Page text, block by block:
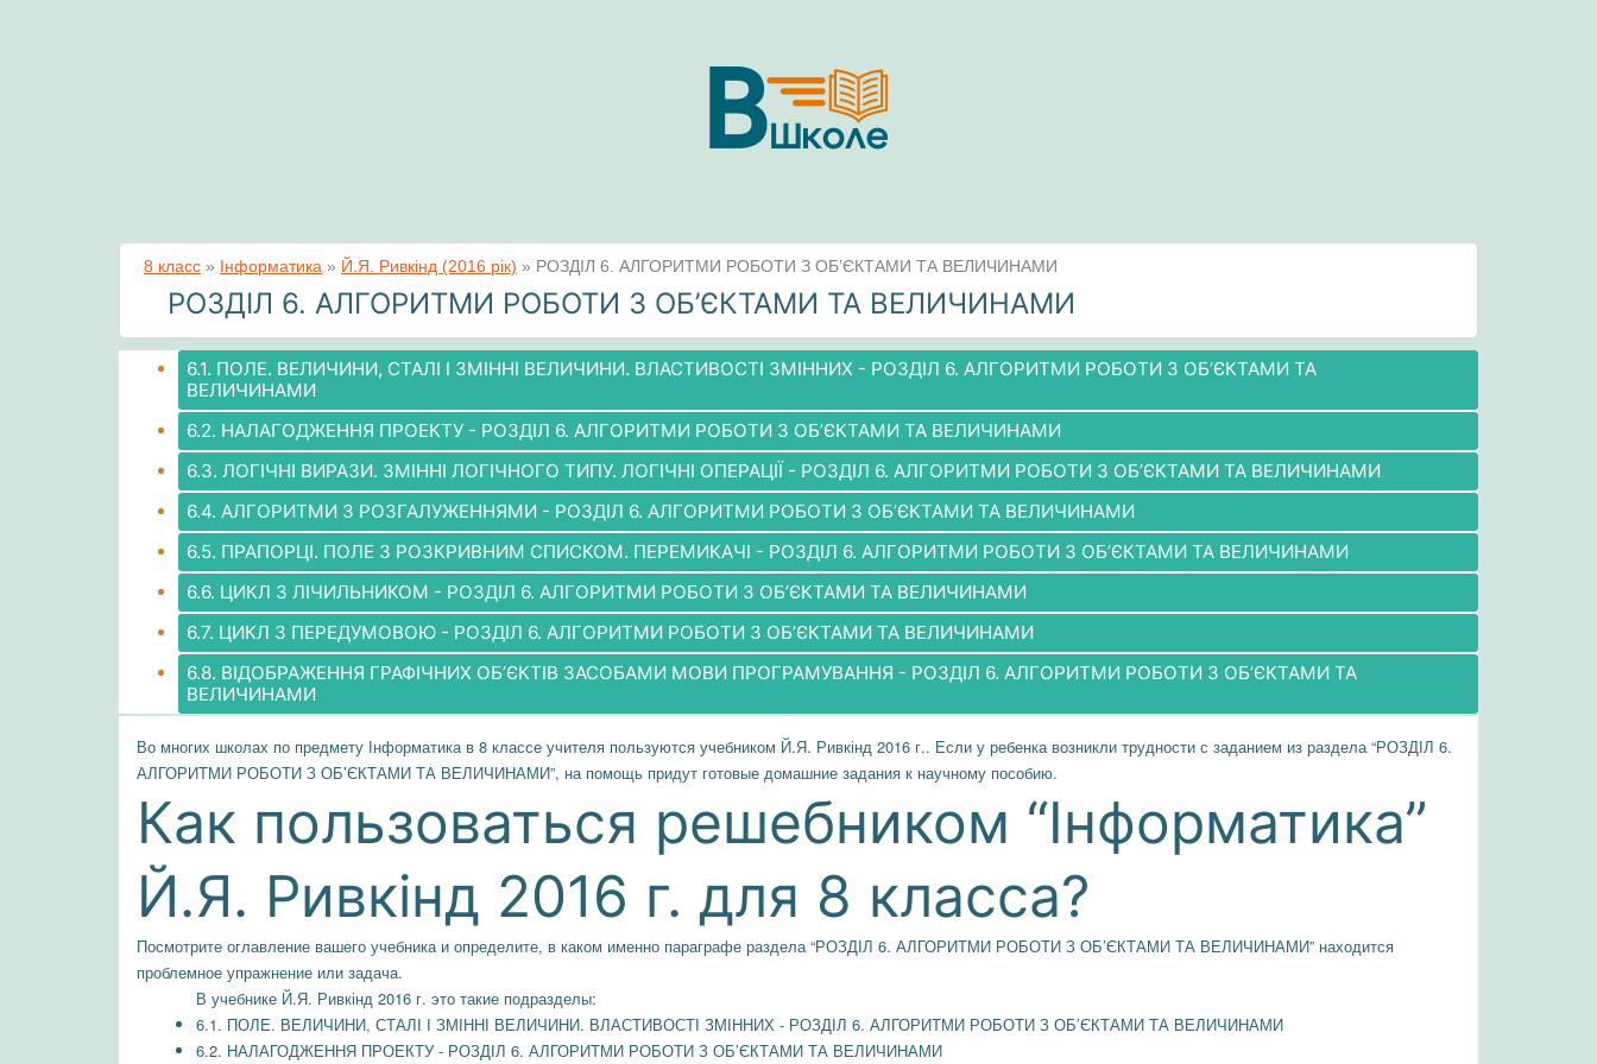
8 класс » Інформатика » Й.Я. Ривкінд (2016 рік) » РОЗДІЛ 6. АЛГОРИТМИ РОБОТИ З ОБ’ЄКТАМИ ТА ВЕЛИЧИНАМИ
РОЗДІЛ 6. АЛГОРИТМИ РОБОТИ З ОБ’ЄКТАМИ ТА ВЕЛИЧИНАМИ
6.1. ПОЛЕ. ВЕЛИЧИНИ, СТАЛІ І ЗМІННІ ВЕЛИЧИНИ. ВЛАСТИВОСТІ ЗМІННИХ - РОЗДІЛ 6. АЛГОРИТМИ РОБОТИ З ОБ’ЄКТАМИ ТА
ВЕЛИЧИНАМИ
6.2. НАЛАГОДЖЕННЯ ПРОЕКТУ - РОЗДІЛ 6. АЛГОРИТМИ РОБОТИ З ОБ’ЄКТАМИ ТА ВЕЛИЧИНАМИ
6.3. ЛОГІЧНІ ВИРАЗИ. ЗМІННІ ЛОГІЧНОГО ТИПУ. ЛОГІЧНІ ОПЕРАЦІЇ - РОЗДІЛ 6. АЛГОРИТМИ РОБОТИ З ОБ’ЄКТАМИ ТА ВЕЛИЧИНАМИ
6.4. АЛГОРИТМИ З РОЗГАЛУЖЕННЯМИ - РОЗДІЛ 6. АЛГОРИТМИ РОБОТИ З ОБ’ЄКТАМИ ТА ВЕЛИЧИНАМИ
6.5. ПРАПОРЦІ. ПОЛЕ З РОЗКРИВНИМ СПИСКОМ. ПЕРЕМИКАЧІ - РОЗДІЛ 6. АЛГОРИТМИ РОБОТИ З ОБ’ЄКТАМИ ТА ВЕЛИЧИНАМИ
6.6. ЦИКЛ З ЛІЧИЛЬНИКОМ - РОЗДІЛ 6. АЛГОРИТМИ РОБОТИ З ОБ’ЄКТАМИ ТА ВЕЛИЧИНАМИ
6.7. ЦИКЛ З ПЕРЕДУМОВОЮ - РОЗДІЛ 6. АЛГОРИТМИ РОБОТИ З ОБ’ЄКТАМИ ТА ВЕЛИЧИНАМИ
6.8. ВІДОБРАЖЕННЯ ГРАФІЧНИХ ОБ’ЄКТІВ ЗАСОБАМИ МОВИ ПРОГРАМУВАННЯ - РОЗДІЛ 6. АЛГОРИТМИ РОБОТИ З ОБ’ЄКТАМИ ТА
ВЕЛИЧИНАМИ
Во многих школах по предмету Інформатика в 8 классе учителя пользуются учебником Й.Я. Ривкінд 2016 г.. Если у ребенка возникли трудности с заданием из раздела “РОЗДІЛ 6.
АЛГОРИТМИ РОБОТИ З ОБ’ЄКТАМИ ТА ВЕЛИЧИНАМИ”, на помощь придут готовые домашние задания к научному пособию.
Как пользоваться решебником “Інформатика”
Й.Я. Ривкінд 2016 г. для 8 класса?
Посмотрите оглавление вашего учебника и определите, в каком именно параграфе раздела “РОЗДІЛ 6. АЛГОРИТМИ РОБОТИ З ОБ’ЄКТАМИ ТА ВЕЛИЧИНАМИ” находится
проблемное упражнение или задача.
В учебнике Й.Я. Ривкінд 2016 г. это такие подразделы:
6.1. ПОЛЕ. ВЕЛИЧИНИ, СТАЛІ І ЗМІННІ ВЕЛИЧИНИ. ВЛАСТИВОСТІ ЗМІННИХ - РОЗДІЛ 6. АЛГОРИТМИ РОБОТИ З ОБ’ЄКТАМИ ТА ВЕЛИЧИНАМИ
6.2. НАЛАГОДЖЕННЯ ПРОЕКТУ - РОЗДІЛ 6. АЛГОРИТМИ РОБОТИ З ОБ’ЄКТАМИ ТА ВЕЛИЧИНАМИ